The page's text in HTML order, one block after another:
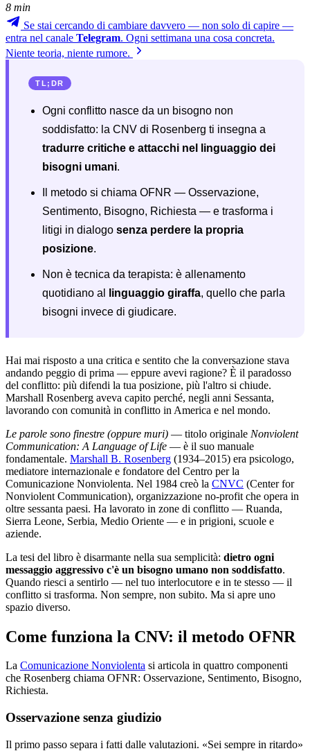
8 min
Se stai cercando di cambiare davvero — non solo di capire —
entra nel canale Telegram. Ogni settimana una cosa concreta.
Niente teoria, niente rumore.
TL;DR
Ogni conflitto nasce da un bisogno non
soddisfatto: la CNV di Rosenberg ti insegna a
tradurre critiche e attacchi nel linguaggio dei
bisogni umani.
Il metodo si chiama OFNR — Osservazione,
Sentimento, Bisogno, Richiesta — e trasforma i
litigi in dialogo senza perdere la propria
posizione.
Non è tecnica da terapista: è allenamento
quotidiano al
linguaggio giraffa, quello che parla
bisogni invece di giudicare.
Hai mai risposto a una critica e sentito che la conversazione stava
andando peggio di prima — eppure avevi ragione? È il paradosso
del conflitto: più difendi la tua posizione, più l'altro si chiude.
Marshall Rosenberg aveva capito perché, negli anni Sessanta,
lavorando con comunità in conflitto in America e nel mondo.
Le parole sono finestre (oppure muri) — titolo originale Nonviolent
Communication: A Language of Life — è il suo manuale
fondamentale. Marshall B. Rosenberg (1934–2015) era psicologo,
mediatore internazionale e fondatore del Centro per la
Comunicazione Nonviolenta. Nel 1984 creò la CNVC (Center for
Nonviolent Communication), organizzazione no-profit che opera in
oltre sessanta paesi. Ha lavorato in zone di conflitto — Ruanda,
Sierra Leone, Serbia, Medio Oriente — e in prigioni, scuole e
aziende.
La tesi del libro è disarmante nella sua semplicità: dietro ogni
messaggio aggressivo c'è un bisogno umano non soddisfatto.
Quando riesci a sentirlo — nel tuo interlocutore e in te stesso — il
conflitto si trasforma. Non sempre, non subito. Ma si apre uno
spazio diverso.
Come funziona la CNV: il metodo OFNR
La Comunicazione Nonviolenta si articola in quattro componenti
che Rosenberg chiama OFNR: Osservazione, Sentimento, Bisogno,
Richiesta.
Osservazione senza giudizio
Il primo passo separa i fatti dalle valutazioni. «Sei sempre in ritardo»